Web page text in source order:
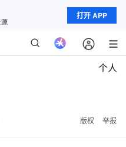
打开 APP
个人
版权 举报